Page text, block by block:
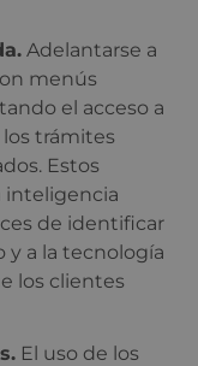
Adelantarse a
menús
el acceso a
trámites
Estos
inteligencia
de identificar
a la tecnología
los clientes
El uso de los